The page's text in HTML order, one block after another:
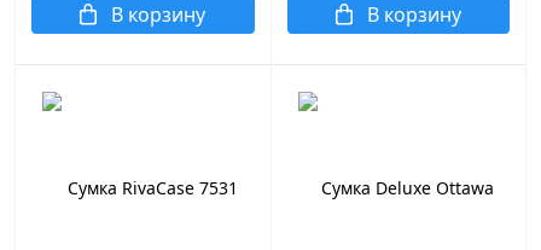
В корзину В корзину